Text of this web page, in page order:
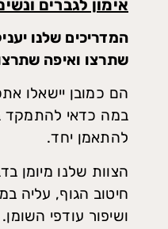
אימון לגברים
המדריכים שלנו
שתרצו ואיפה
הם כמובן יישאלו
במה כדאי להתמקד
להתאמן יחד.
הצוות שלנו מיומן
חיטוב הגוף, עליה
ושיפור עודפי השומן.